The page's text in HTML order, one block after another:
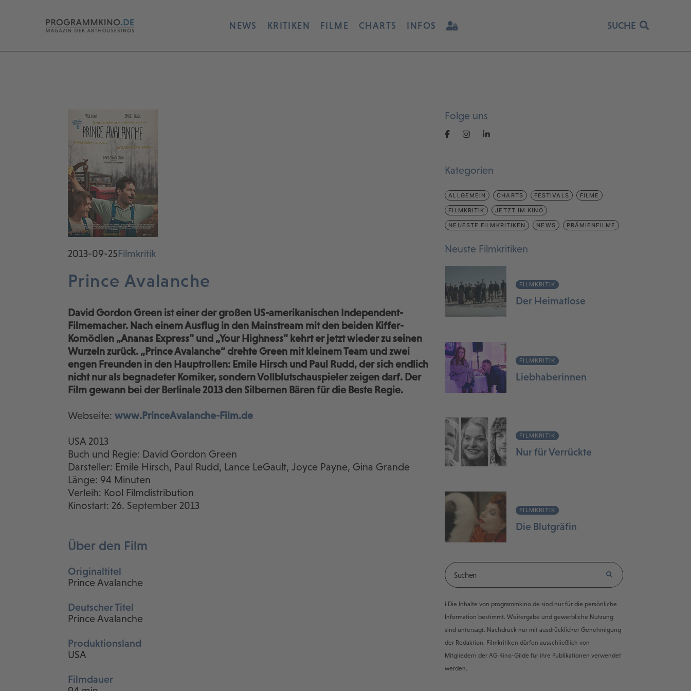
NEWS KRITIKEN FILME CHARTS INFOS SUCHE
2013-09-25Filmkritik
Prince Avalanche
David Gordon Green ist einer der großen US-amerikanischen Independent-
Filmemacher. Nach einem Ausflug in den Mainstream mit den beiden Kiffer-
Komödien „Ananas Express“ und „Your Highness“ kehrt er jetzt wieder zu seinen
Wurzeln zurück. „Prince Avalanche“ drehte Green mit kleinem Team und zwei
engen Freunden in den Hauptrollen: Emile Hirsch und Paul Rudd, der sich endlich
nicht nur als begnadeter Komiker, sondern Vollblutschauspieler zeigen darf. Der
Film gewann bei der Berlinale 2013 den Silbernen Bären für die Beste Regie.
Webseite: www.PrinceAvalanche-Film.de
USA 2013
Buch und Regie: David Gordon Green
Darsteller: Emile Hirsch, Paul Rudd, Lance LeGault, Joyce Payne, Gina Grande
Länge: 94 Minuten
Verleih: Kool Filmdistribution
Kinostart: 26. September 2013
Über den Film
Originaltitel
Prince Avalanche
Deutscher Titel
Prince Avalanche
Produktionsland
USA
Filmdauer
Folge uns
Kategorien
ALLGEMEIN CHARTS FESTIVALS FILME
FILMKRITIK JETZT IM KINO
NEUESTE FILMKRITIKEN NEWS PRÄMIENFILME
Neuste Filmkritiken
FILMKRITIK
Der Heimatlose
FILMKRITIK
Liebhaberinnen
FILMKRITIK
Nur für Verrückte
FILMKRITIK
Die Blutgräfin
ℹ️ Die Inhalte von programmkino.de sind nur für die persönliche
Information bestimmt. Weitergabe und gewerbliche Nutzung
sind untersagt. Nachdruck nur mit ausdrücklicher Genehmigung
der Redaktion. Filmkritiken dürfen ausschließlich von
Mitgliedern der AG Kino-Gilde für ihre Publikationen verwendet
werden.